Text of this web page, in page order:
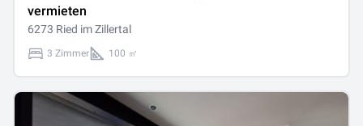
vermieten
6273 Ried im Zillertal
3 Zimmer 100 ㎡